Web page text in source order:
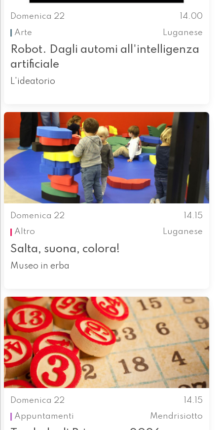
Domenica 22
14.00
Arte
Luganese
Robot. Dagli automi all'intelligenza
artificiale
L'ideatorio
Domenica 22
14.15
Altro
Luganese
Salta, suona, colora!
Museo in erba
Domenica 22
14.15
Appuntamenti
Mendrisiotto